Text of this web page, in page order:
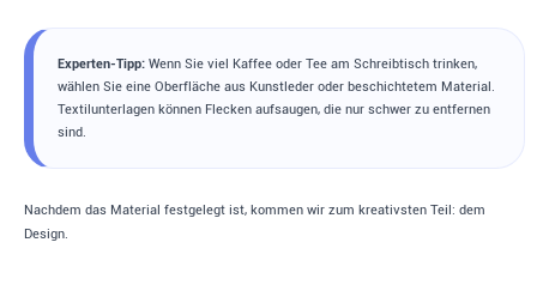
Experten-Tipp: Wenn Sie viel Kaffee oder Tee am Schreibtisch trinken,
wählen Sie eine Oberfläche aus Kunstleder oder beschichtetem Material.
Textilunterlagen können Flecken aufsaugen, die nur schwer zu entfernen
sind.
Nachdem das Material festgelegt ist, kommen wir zum kreativsten Teil: dem
Design.